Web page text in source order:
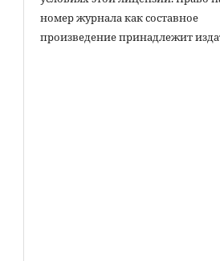
номер журнала как составное
произведение принадлежит